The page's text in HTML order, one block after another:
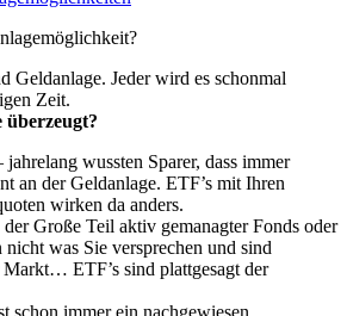
Geldanlage. Jeder wird es schonmal
Zeit.
überzeugt?
wussten Sparer, dass immer
an der Geldanlage. ETF’s mit Ihren
wirken da anders.
der Große Teil aktiv gemanagter Fonds oder
was Sie versprechen und sind
Markt… ETF’s sind plattgesagt der
schon immer ein nachgewiesen